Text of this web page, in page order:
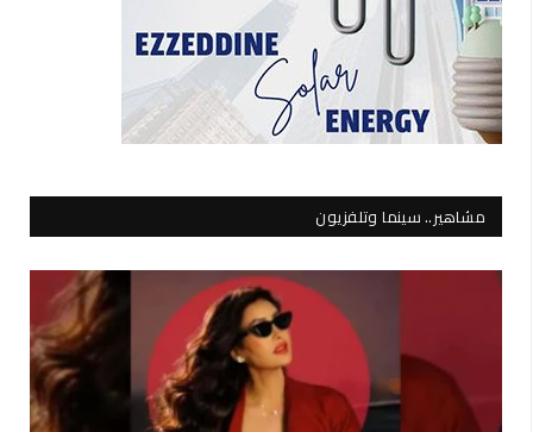
مشاهير.. سينما وتلفزيون